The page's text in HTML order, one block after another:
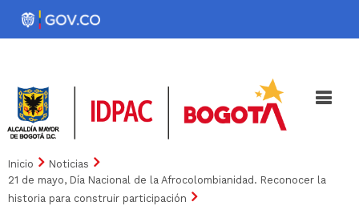
Pasar
Noticias Iniciativas
Inicio
Noticias
21 de mayo, Día Nacional de la Afrocolombianidad. Reconocer la
historia para construir participación